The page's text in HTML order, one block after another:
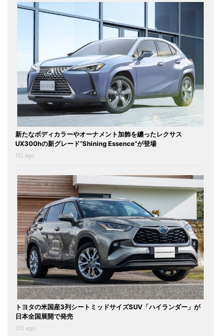
新たなボディカラーやオーナメント加飾を纏ったレクサス
UX300hの新グレード“Shining Essence”が登場
1日 ago
トヨタの米国産3列シートミッドサイズSUV「ハイランダー」が
日本全国展開で発売
2日 ago